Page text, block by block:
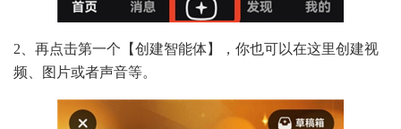
2、再点击第一个【创建智能体】，你也可以在这里创建视
频、图片或者声音等。